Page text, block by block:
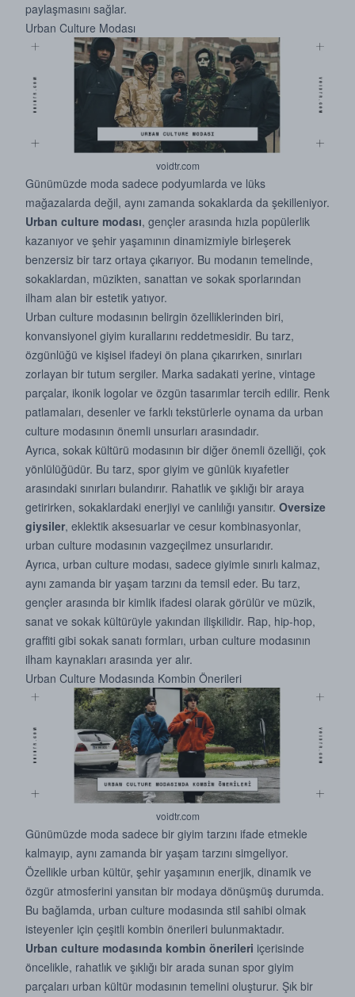
paylaşmasını sağlar.
Urban Culture Modası
voidtr.com
Günümüzde moda sadece podyumlarda ve lüks
mağazalarda değil, aynı zamanda sokaklarda da şekilleniyor.
Urban culture modası, gençler arasında hızla popülerlik
kazanıyor ve şehir yaşamının dinamizmiyle birleşerek
benzersiz bir tarz ortaya çıkarıyor. Bu modanın temelinde,
sokaklardan, müzikten, sanattan ve sokak sporlarından
ilham alan bir estetik yatıyor.
Urban culture modasının belirgin özelliklerinden biri,
konvansiyonel giyim kurallarını reddetmesidir. Bu tarz,
özgünlüğü ve kişisel ifadeyi ön plana çıkarırken, sınırları
zorlayan bir tutum sergiler. Marka sadakati yerine, vintage
parçalar, ikonik logolar ve özgün tasarımlar tercih edilir. Renk
patlamaları, desenler ve farklı tekstürlerle oynama da urban
culture modasının önemli unsurları arasındadır.
Ayrıca, sokak kültürü modasının bir diğer önemli özelliği, çok
yönlülüğüdür. Bu tarz, spor giyim ve günlük kıyafetler
arasındaki sınırları bulandırır. Rahatlık ve şıklığı bir araya
getirirken, sokaklardaki enerjiyi ve canlılığı yansıtır. Oversize
giysiler, eklektik aksesuarlar ve cesur kombinasyonlar,
urban culture modasının vazgeçilmez unsurlarıdır.
Ayrıca, urban culture modası, sadece giyimle sınırlı kalmaz,
aynı zamanda bir yaşam tarzını da temsil eder. Bu tarz,
gençler arasında bir kimlik ifadesi olarak görülür ve müzik,
sanat ve sokak kültürüyle yakından ilişkilidir. Rap, hip-hop,
graffiti gibi sokak sanatı formları, urban culture modasının
ilham kaynakları arasında yer alır.
Urban Culture Modasında Kombin Önerileri
voidtr.com
Günümüzde moda sadece bir giyim tarzını ifade etmekle
kalmayıp, aynı zamanda bir yaşam tarzını simgeliyor.
Özellikle urban kültür, şehir yaşamının enerjik, dinamik ve
özgür atmosferini yansıtan bir modaya dönüşmüş durumda.
Bu bağlamda, urban culture modasında stil sahibi olmak
isteyenler için çeşitli kombin önerileri bulunmaktadır.
Urban culture modasında kombin önerileri içerisinde
öncelikle, rahatlık ve şıklığı bir arada sunan spor giyim
parçaları urban kültür modasının temelini oluşturur. Şık bir